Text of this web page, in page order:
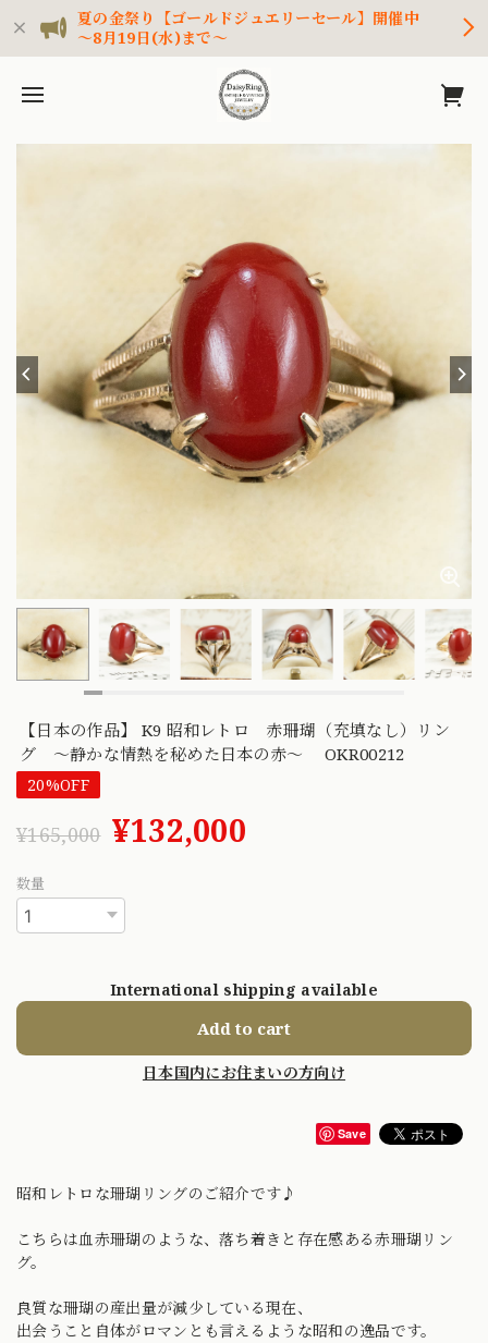
夏の金祭り【ゴールドジュエリーセール】開催中
～8月19日(水)まで～
【日本の作品】 K9 昭和レトロ 赤珊瑚（充填なし）リン
グ ～静かな情熱を秘めた日本の赤～ OKR00212
20%OFF
¥165,000 ¥132,000
数量
International shipping available
Add to cart
日本国内にお住まいの方向け
Save
昭和レトロな珊瑚リングのご紹介です♪
こちらは血赤珊瑚のような、落ち着きと存在感ある赤珊瑚リン
グ。
良質な珊瑚の産出量が減少している現在、
出会うこと自体がロマンとも言えるような昭和の逸品です。